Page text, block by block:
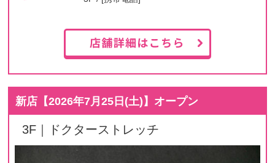
新店【2026年7月25日(土) 】オープン
3F｜ドクターストレッチ